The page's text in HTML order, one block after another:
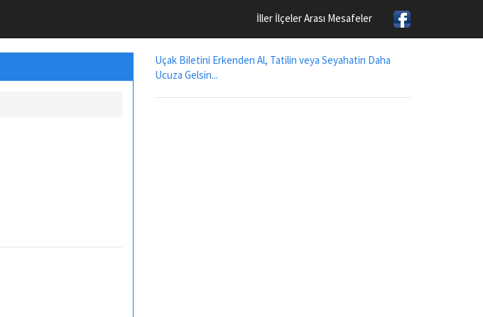
İller İlçeler Arası Mesafeler
Uçak Biletini Erkenden Al, Tatilin veya Seyahatin Daha
Ucuza Gelsin...